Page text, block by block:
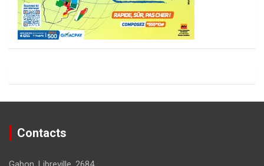
Contacts